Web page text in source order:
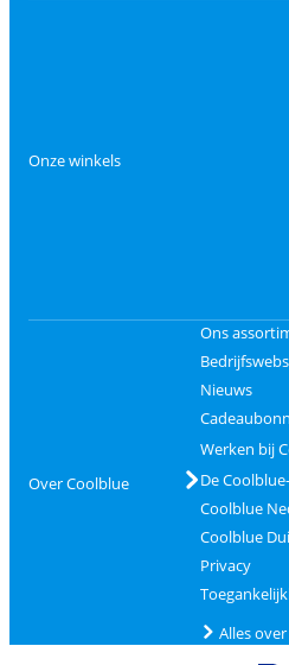
Onze winkels
Over Coolblue
Ons
Nieuws
Werken bij
De
Coolblue
Coolblue
Privacy
Alles